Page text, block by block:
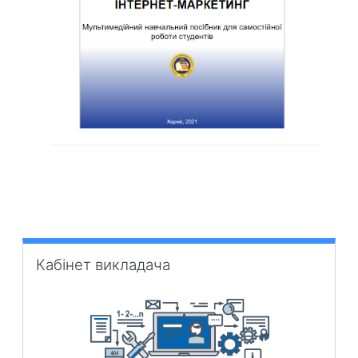
Пропустити Кабінет викладача
Кабінет викладача